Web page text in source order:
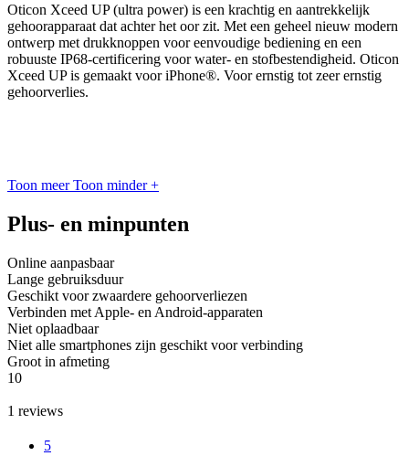
Oticon Xceed UP (ultra power) is een krachtig en aantrekkelijk
gehoorapparaat dat achter het oor zit. Met een geheel nieuw modern
ontwerp met drukknoppen voor eenvoudige bediening en een
robuuste IP68-certificering voor water- en stofbestendigheid. Oticon
Xceed UP is gemaakt voor iPhone®. Voor ernstig tot zeer ernstig
gehoorverlies.
Toon meer Toon minder +
Plus- en minpunten
Online aanpasbaar
Lange gebruiksduur
Geschikt voor zwaardere gehoorverliezen
Verbinden met Apple- en Android-apparaten
Niet oplaadbaar
Niet alle smartphones zijn geschikt voor verbinding
Groot in afmeting
10
1 reviews
5